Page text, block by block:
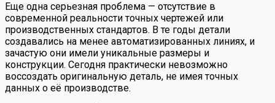
Еще одна серьезная проблема — отсутствие в
современной реальности точных чертежей или
производственных стандартов. В те годы детали
создавались на менее автоматизированных линиях, и
зачастую они имели уникальные размеры и
конструкции. Сегодня практически невозможно
воссоздать оригинальную деталь, не имея точных
данных о её производстве.